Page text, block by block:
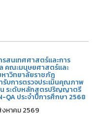
รสนเทศศาสตร์และการ
คณะมนุษยศาสตร์และ
าวิทยาลัยราชภัฏ
รับการตรวจประเมินคุณภาพ
น ระดับหลักสูตรปริญญาตรี
QA ประจำปีการศึกษา 2568
งหาคม 2569